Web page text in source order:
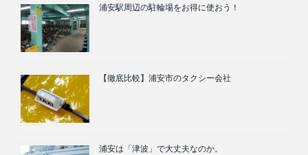
浦安駅周辺の駐輪場をお得に使おう！
【徹底比較】浦安市のタクシー会社
浦安は「津波」で大丈夫なのか。